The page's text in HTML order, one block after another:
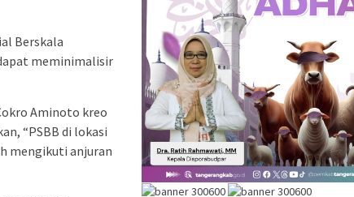
Berskala
meminimalisir
Aminoto kreo
“PSBB di lokasi
mengikuti anjuran